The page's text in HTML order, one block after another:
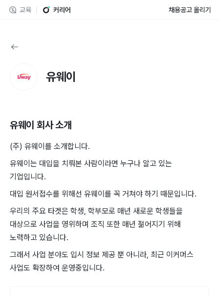
교육 커리어 채용공고 올리기
유웨이
유웨이 회사 소개
(주) 유웨이를 소개합니다.
유웨이는 대입을 치뤄본 사람이라면 누구나 알고 있는
기업입니다.
대입 원서접수를 위해선 유웨이를 꼭 거쳐야 하기 때문입니다.
우리의 주요 타겟은 학생, 학부모로 매년 새로운 학생들을
대상으로 사업을 영위하며 조직 또한 매년 젊어지기 위해
노력하고 있습니다.
그래서 사업 분야도 입시 정보 제공 뿐 아니라, 최근 이커머스
사업도 확장하여 운영중입니다.